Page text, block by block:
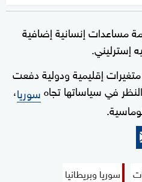
مساعدات إنسانية إضافية
إقليمية ودولية دفعت
في سياساتها تجاهسوريا،
سوريا وبريطانيا